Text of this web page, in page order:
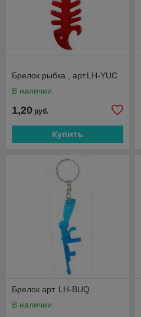
Брелок рыбка , арт.LH-YUC
В наличии
1,20 руб.
Купить
Брелок арт. LH-BUQ
В наличии